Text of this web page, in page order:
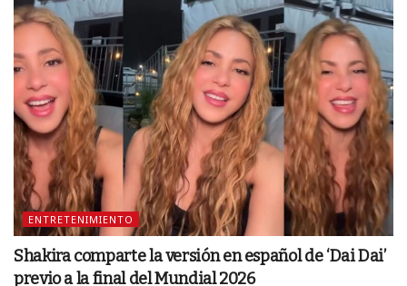
ENTRETENIMIENTO
Shakira comparte la versión en español de ‘Dai Dai’
previo a la final del Mundial 2026